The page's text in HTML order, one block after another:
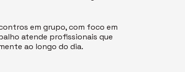
em grupo, com foco em
atende profissionais que
ao longo do dia.